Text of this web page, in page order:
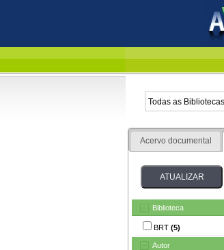
Acervo documental
Biblioteca
BRT (5)
Autor